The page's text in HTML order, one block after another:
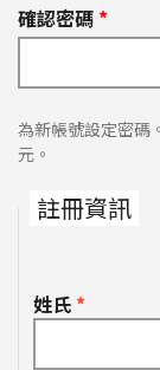
確認密碼 *
為新帳號設定密碼
元。
註冊資訊
姓氏 *